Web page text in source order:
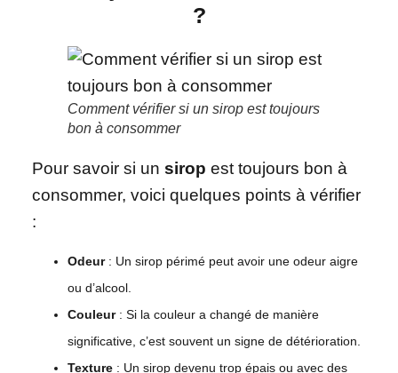
?
Comment vérifier si un sirop est toujours
bon à consommer
Pour savoir si un sirop est toujours bon à
consommer, voici quelques points à vérifier
:
Odeur: Un sirop périmé peut avoir une odeur aigre
ou d’alcool.
Couleur: Si la couleur a changé de manière
significative, c’est souvent un signe de détérioration.
Texture : Un sirop devenu trop épais ou avec des